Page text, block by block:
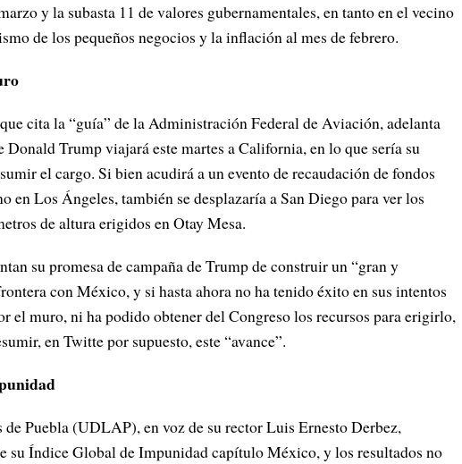
y la subasta 11 de valores gubernamentales, en tanto en el vecino
de los pequeños negocios y la inflación al mes de febrero.
cita la “guía” de la Administración Federal de Aviación, adelanta
Donald Trump viajará este martes a California, en lo que sería su
el cargo. Si bien acudirá a un evento de recaudación de fondos
en Los Ángeles, también se desplazaría a San Diego para ver los
de altura erigidos en Otay Mesa.
su promesa de campaña de Trump de construir un “gran y
con México, y si hasta ahora no ha tenido éxito en sus intentos
el muro, ni ha podido obtener del Congreso los recursos para erigirlo,
en Twitte por supuesto, este “avance”.
Puebla (UDLAP), en voz de su rector Luis Ernesto Derbez,
su Índice Global de Impunidad capítulo México, y los resultados no